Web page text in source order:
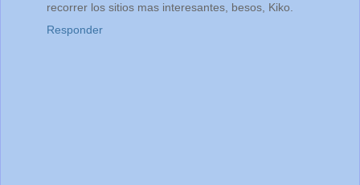
recorrer los sitios mas interesantes, besos, Kiko.
Responder